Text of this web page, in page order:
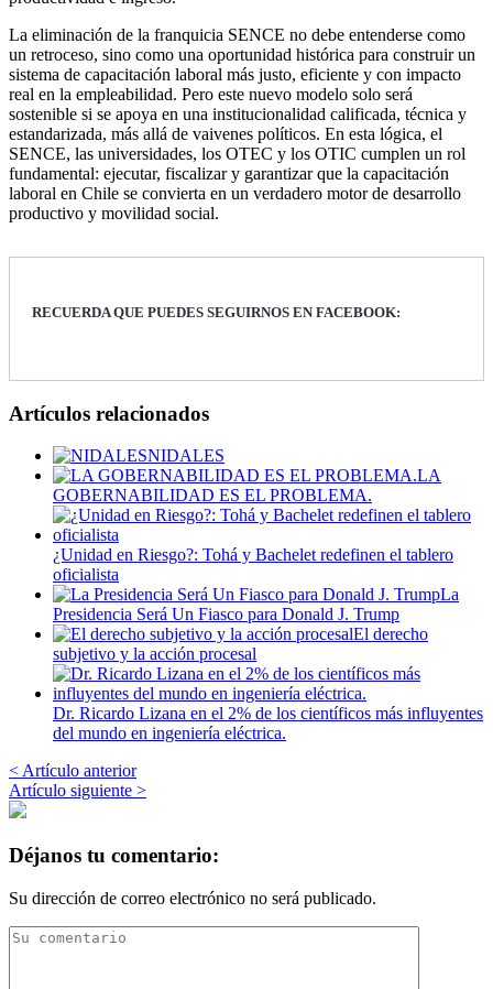
La eliminación de la franquicia SENCE no debe entenderse como
un retroceso, sino como una oportunidad histórica para construir un
sistema de capacitación laboral más justo, eficiente y con impacto
real en la empleabilidad. Pero este nuevo modelo solo será
sostenible si se apoya en una institucionalidad calificada, técnica y
estandarizada, más allá de vaivenes políticos. En esta lógica, el
SENCE, las universidades, los OTEC y los OTIC cumplen un rol
fundamental: ejecutar, fiscalizar y garantizar que la capacitación
laboral en Chile se convierta en un verdadero motor de desarrollo
productivo y movilidad social.
RECUERDA QUE PUEDES SEGUIRNOS EN FACEBOOK:
Artículos relacionados
NIDALES
LA
GOBERNABILIDAD ES EL PROBLEMA.
¿Unidad en Riesgo?: Tohá y Bachelet redefinen el tablero
oficialista
La
Presidencia Será Un Fiasco para Donald J. Trump
El derecho
subjetivo y la acción procesal
Dr. Ricardo Lizana en el 2% de los científicos más influyentes
del mundo en ingeniería eléctrica.
< Artículo anterior
Artículo siguiente >
Déjanos tu comentario:
Su dirección de correo electrónico no será publicado.